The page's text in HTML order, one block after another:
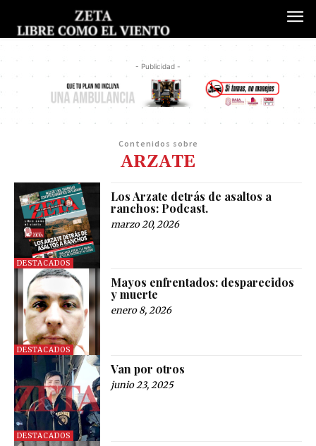
- Publicidad -
Contenidos sobre
ARZATE
DESTACADOS
Los Arzate detrás de asaltos a
ranchos: Podcast.
marzo 20, 2026
DESTACADOS
Mayos enfrentados: desparecidos
y muerte
enero 8, 2026
DESTACADOS
Van por otros
junio 23, 2025